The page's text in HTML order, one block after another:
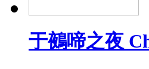
于鵺啼之夜